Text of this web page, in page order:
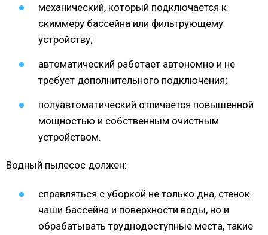
механический, который подключается к
скиммеру бассейна или фильтрующему
устройству;
автоматический работает автономно и не
требует дополнительного подключения;
полуавтоматический отличается повышенной
мощностью и собственным очистным
устройством.
Водный пылесос должен:
справляться с уборкой не только дна, стенок
чаши бассейна и поверхности воды, но и
обрабатывать труднодоступные места, такие